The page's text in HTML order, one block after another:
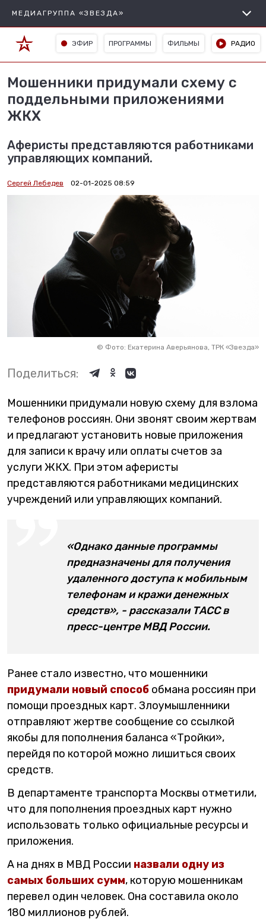
МЕДИАГРУППА «ЗВЕЗДА»
ЭФИР ПРОГРАММЫ ФИЛЬМЫ РАДИО
Мошенники придумали схему с
поддельными приложениями
ЖКХ
Аферисты представляются работниками
управляющих компаний.
Сергей Лебедев 02-01-2025 08:59
© Фото: Екатерина Аверьянова, ТРК «Звезда»
Поделиться:
Мошенники придумали новую схему для взлома
телефонов россиян. Они звонят своим жертвам
и предлагают установить новые приложения
для записи к врачу или оплаты счетов за
услуги ЖКХ. При этом аферисты
представляются работниками медицинских
учреждений или управляющих компаний.
«Однако данные программы
предназначены для получения
удаленного доступа к мобильным
телефонам и кражи денежных
средств», - рассказали ТАСС в
пресс-центре МВД России.
Ранее стало известно, что мошенники
придумали новый способ обмана россиян при
помощи проездных карт. Злоумышленники
отправляют жертве сообщение со ссылкой
якобы для пополнения баланса «Тройки»,
перейдя по которой можно лишиться своих
средств.
В департаменте транспорта Москвы отметили,
что для пополнения проездных карт нужно
использовать только официальные ресурсы и
приложения.
А на днях в МВД России назвали одну из
самых больших сумм, которую мошенникам
перевел один человек. Она составила около
180 миллионов рублей.